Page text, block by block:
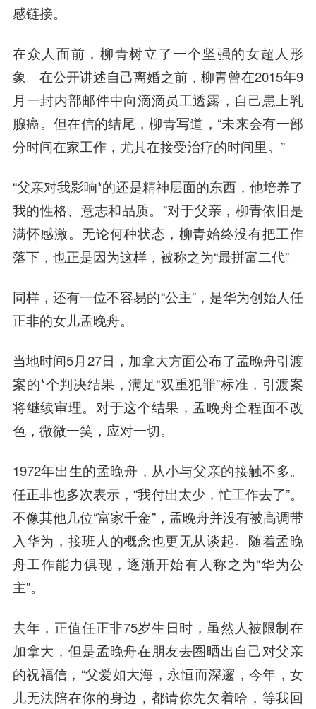
感链接。
在众人面前，柳青树立了一个坚强的女超人形
象。在公开讲述自己离婚之前，柳青曾在2015年9
月一封内部邮件中向滴滴员工透露，自己患上乳
腺癌。但在信的结尾，柳青写道，“未来会有一部
分时间在家工作，尤其在接受治疗的时间里。”
“父亲对我影响*的还是精神层面的东西，他培养了
我的性格、意志和品质。”对于父亲，柳青依旧是
满怀感激。无论何种状态，柳青始终没有把工作
落下，也正是因为这样，被称之为“最拼富二代”。
同样，还有一位不容易的“公主”，是华为创始人任
正非的女儿孟晚舟。
当地时间5月27日，加拿大方面公布了孟晚舟引渡
案的*个判决结果，满足“双重犯罪”标准，引渡案
将继续审理。对于这个结果，孟晚舟全程面不改
色，微微一笑，应对一切。
1972年出生的孟晚舟，从小与父亲的接触不多。
任正非也多次表示，“我付出太少，忙工作去了”。
不像其他几位“富家千金”，孟晚舟并没有被高调带
入华为，接班人的概念也更无从谈起。随着孟晚
舟工作能力俱现，逐渐开始有人称之为“华为公
主”。
去年，正值任正非75岁生日时，虽然人被限制在
加拿大，但是孟晚舟在朋友去圈晒出自己对父亲
的祝福信，“父爱如大海，永恒而深邃，今年，女
儿无法陪在你的身边，都请你先欠着哈，等我回